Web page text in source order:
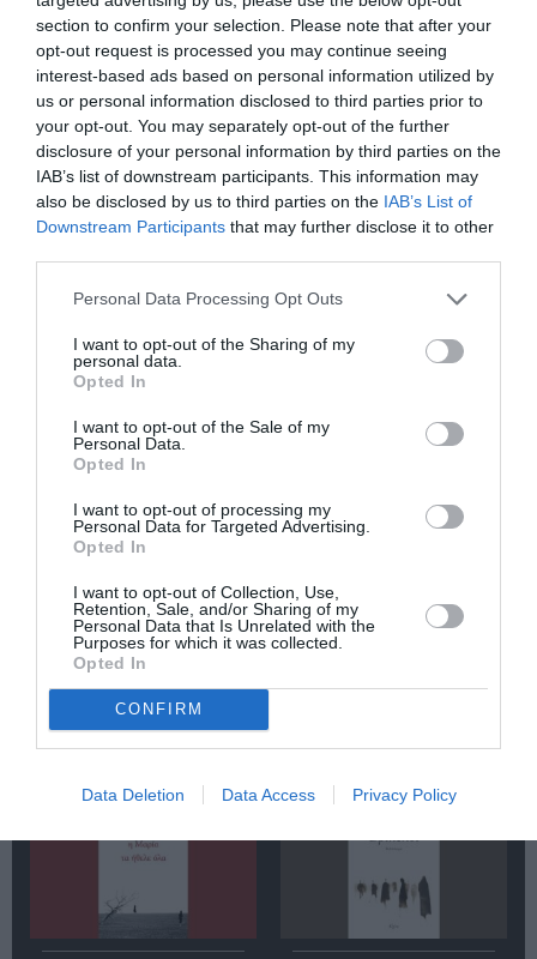
section to confirm your selection. Please note that after your
opt-out request is processed you may continue seeing
interest-based ads based on personal information utilized by
us or personal information disclosed to third parties prior to
your opt-out. You may separately opt-out of the further
disclosure of your personal information by third parties on the
IAB’s list of downstream participants. This information may
also be disclosed by us to third parties on the IAB’s List of
Downstream Participants that may further disclose it to other
Personal Data Processing Opt Outs
I want to opt-out of the Sharing of my
personal data.
Opted In
I want to opt-out of the Sale of my
Personal Data.
Opted In
I want to opt-out of processing my
Personal Data for Targeted Advertising.
Opted In
I want to opt-out of Collection, Use,
Retention, Sale, and/or Sharing of my
Personal Data that Is Unrelated with the
Purposes for which it was collected.
Opted In
CONFIRM
Data Deletion Data Access Privacy Policy
ΑΣΤΥΝΟΜΙΚΟ ΜΥΘΙΣΤΟΡΗΜΑ
ΞΕΝΟΙ ΣΥΓΓΡΑΦΕΙΣ
ΠΕΖΟΓΡΑΦΙΑ
Newsletter
Κάθε βδομάδα στο e-mail σας τα τελευταία νέα για
την Τέχνη και τον Πολιτισμό!
Ακολουθήστε το Culturenow.gr
Σχετικά Άρθρα
Αντόνιο Πόρτσια –
Φωνές: Ένα βιβλίο
ως εσωτερικός
Ένα κοινωνικό